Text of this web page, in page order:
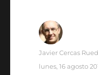
Autor
Javier Cercas
Publicado
lunes, 16 agosto